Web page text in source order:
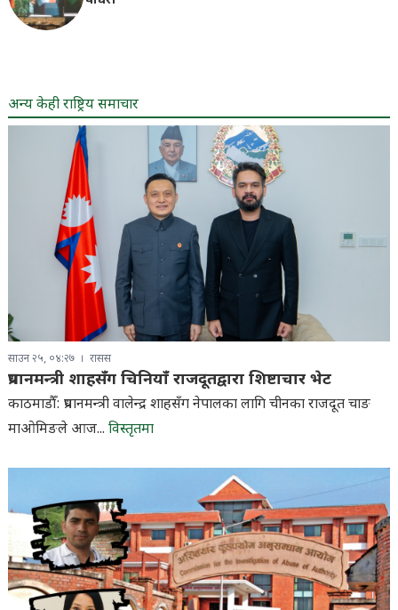
अन्य केही राष्ट्रिय समाचार
साउन २५, ०४:२७ रासस
प्रधानमन्त्री शाहसँग चिनियाँ राजदूतद्वारा शिष्टाचार भेट
काठमाडौँ: प्रधानमन्त्री वालेन्द्र शाहसँग नेपालका लागि चीनका राजदूत चाङ
माओमिङले आज... विस्तृतमा